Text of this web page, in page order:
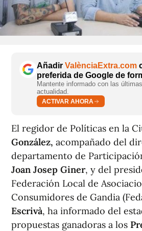
Añadir ValènciaExtra.com
preferida de Google de
Mantente informado con las
actualidad.
ACTIVAR AHORA
El regidor de Políticas en la
González, acompañado del
departamento de
Joan Josep Giner, y del
Federación Local de
Consumidores de Gandia
Escrivà, ha informado del
propuestas ganadoras a los